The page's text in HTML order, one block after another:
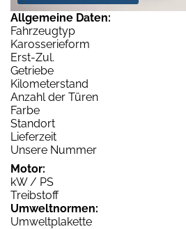
Allgemeine Daten:
Fahrzeugtyp
Karosserieform
Erst-Zul.
Getriebe
Kilometerstand
Anzahl der Türen
Farbe
Standort
Lieferzeit
Unsere Nummer
Motor:
kW / PS
Treibstoff
Umweltnormen:
Umweltplakette